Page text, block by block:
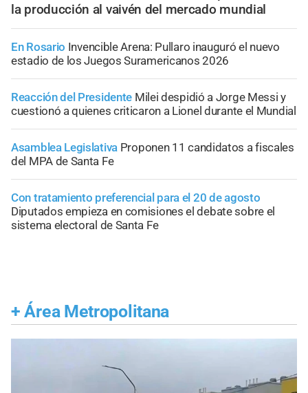
la producción al vaivén del mercado mundial
En Rosario Invencible Arena: Pullaro inauguró el nuevo
estadio de los Juegos Suramericanos 2026
Reacción del Presidente Milei despidió a Jorge Messi y
cuestionó a quienes criticaron a Lionel durante el Mundial
Asamblea Legislativa Proponen 11 candidatos a fiscales
del MPA de Santa Fe
Con tratamiento preferencial para el 20 de agosto
Diputados empieza en comisiones el debate sobre el
sistema electoral de Santa Fe
+ Área Metropolitana